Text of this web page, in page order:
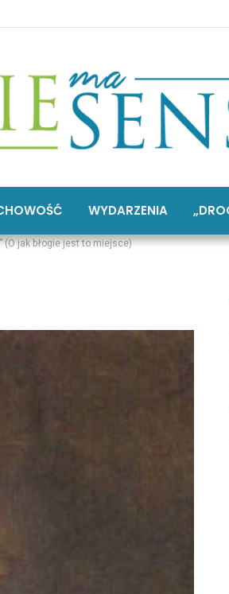
WYDARZENIA
(O jak błogie jest to miejsce)